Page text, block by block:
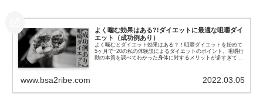
よく噛む効果はある?!ダイエットに最適な咀嚼ダイ
エット（成功例あり）
よく噛むとダイエット効果はある？！咀嚼ダイエットを始めて
5ヶ月で−20の私の体験談によるダイエットのポイント。咀嚼行
動の本質を調べてわかった身体に対するメリットが多すぎて驚
www.bsa2ribe.com 2022.03.05